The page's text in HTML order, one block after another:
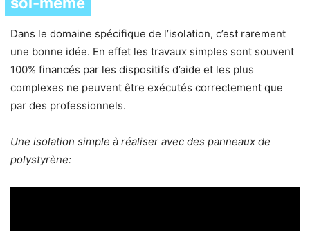
Dans le domaine spécifique de l’isolation, c’est rarement
une bonne idée. En effet les travaux simples sont souvent
100% financés par les dispositifs d’aide et les plus
complexes ne peuvent être exécutés correctement que
par des professionnels.
Une isolation simple à réaliser avec des panneaux de
polystyrène: